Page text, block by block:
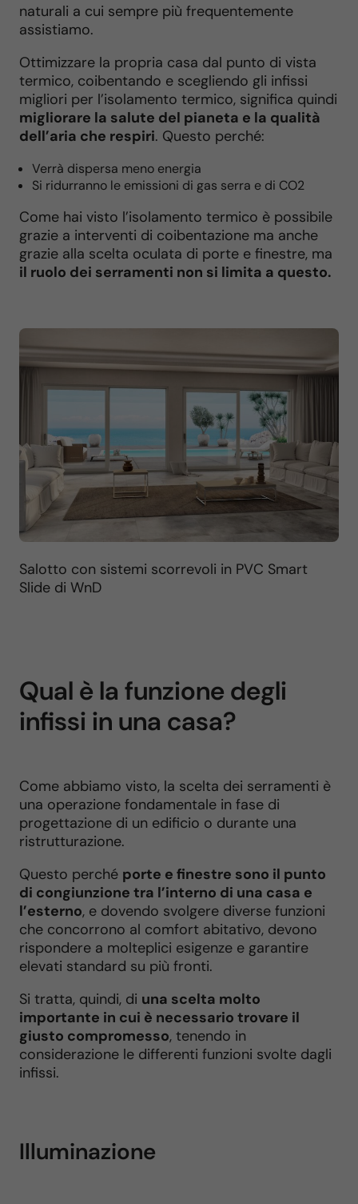
naturali a cui sempre più frequentemente
assistiamo.
Ottimizzare la propria casa dal punto di vista
termico, coibentando e scegliendo gli infissi
migliori per l’isolamento termico, significa quindi
migliorare la salute del pianeta e la qualità
dell’aria che respiri. Questo perché:
Verrà dispersa meno energia
Si ridurranno le emissioni di gas serra e di CO2
Come hai visto l’isolamento termico è possibile
grazie a interventi di coibentazione ma anche
grazie alla scelta oculata di porte e finestre, ma
il ruolo dei serramenti non si limita a questo.
Salotto con sistemi scorrevoli in PVC Smart
Slide di WnD
Qual è la funzione degli
infissi in una casa?
Come abbiamo visto, la scelta dei serramenti è
una operazione fondamentale in fase di
progettazione di un edificio o durante una
ristrutturazione.
Questo perché porte e finestre sono il punto
di congiunzione tra l’interno di una casa e
l’esterno, e dovendo svolgere diverse funzioni
che concorrono al comfort abitativo, devono
rispondere a molteplici esigenze e garantire
elevati standard su più fronti.
Si tratta, quindi, di una scelta molto
importante in cui è necessario trovare il
giusto compromesso, tenendo in
considerazione le differenti funzioni svolte dagli
infissi.
Illuminazione